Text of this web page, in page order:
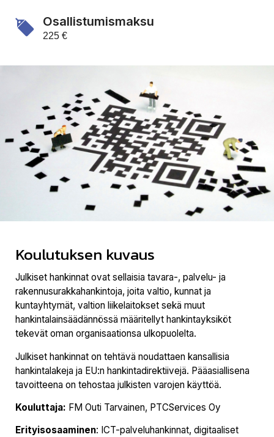
Osallistumismaksu
225 €
Koulutuksen kuvaus
Julkiset hankinnat ovat sellaisia tavara-, palvelu- ja
rakennusurakkahankintoja, joita valtio, kunnat ja
kuntayhtymät, valtion liikelaitokset sekä muut
hankintalainsäädännössä määritellyt hankintayksiköt
tekevät oman organisaationsa ulkopuolelta.
Julkiset hankinnat on tehtävä noudattaen kansallisia
hankintalakeja ja EU:n hankintadirektiivejä. Pääasiallisena
tavoitteena on tehostaa julkisten varojen käyttöä.
Kouluttaja: FM Outi Tarvainen, PTCServices Oy
Erityisosaaminen: ICT-palveluhankinnat, digitaaliset